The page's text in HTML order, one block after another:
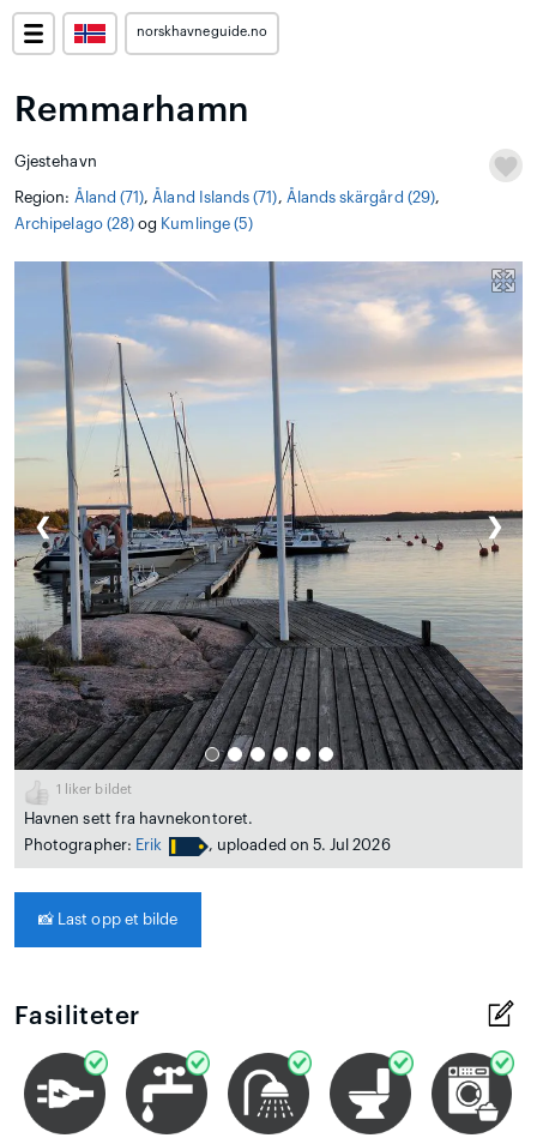
norskhavneguide.no
Remmarhamn
Gjestehavn
Region: Åland (71), Åland Islands (71), Ålands skärgård (29),
Archipelago (28) og Kumlinge (5)
❮ ❯
1 liker bildet
Havnen sett fra havnekontoret.
Photographer: Erik , uploaded on 5. Jul 2026
📸 Last opp et bilde
Fasiliteter